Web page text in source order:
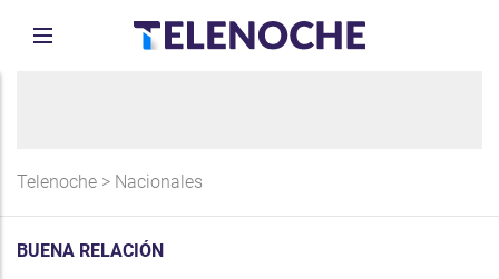
Telenoche > Nacionales
BUENA RELACIÓN